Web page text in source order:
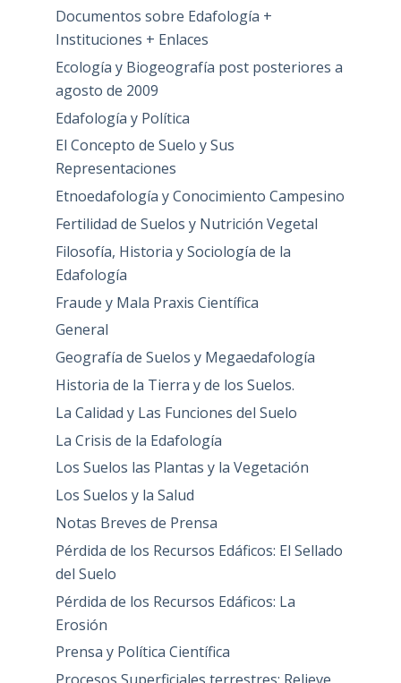
Documentos sobre Edafología +
Instituciones + Enlaces
Ecología y Biogeografía post posteriores a
agosto de 2009
Edafología y Política
El Concepto de Suelo y Sus
Representaciones
Etnoedafología y Conocimiento Campesino
Fertilidad de Suelos y Nutrición Vegetal
Filosofía, Historia y Sociología de la
Edafología
Fraude y Mala Praxis Científica
General
Geografía de Suelos y Megaedafología
Historia de la Tierra y de los Suelos.
La Calidad y Las Funciones del Suelo
La Crisis de la Edafología
Los Suelos las Plantas y la Vegetación
Los Suelos y la Salud
Notas Breves de Prensa
Pérdida de los Recursos Edáficos: El Sellado
del Suelo
Pérdida de los Recursos Edáficos: La
Erosión
Prensa y Política Científica